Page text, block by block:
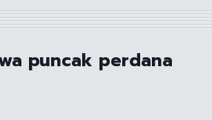
puncak perdana